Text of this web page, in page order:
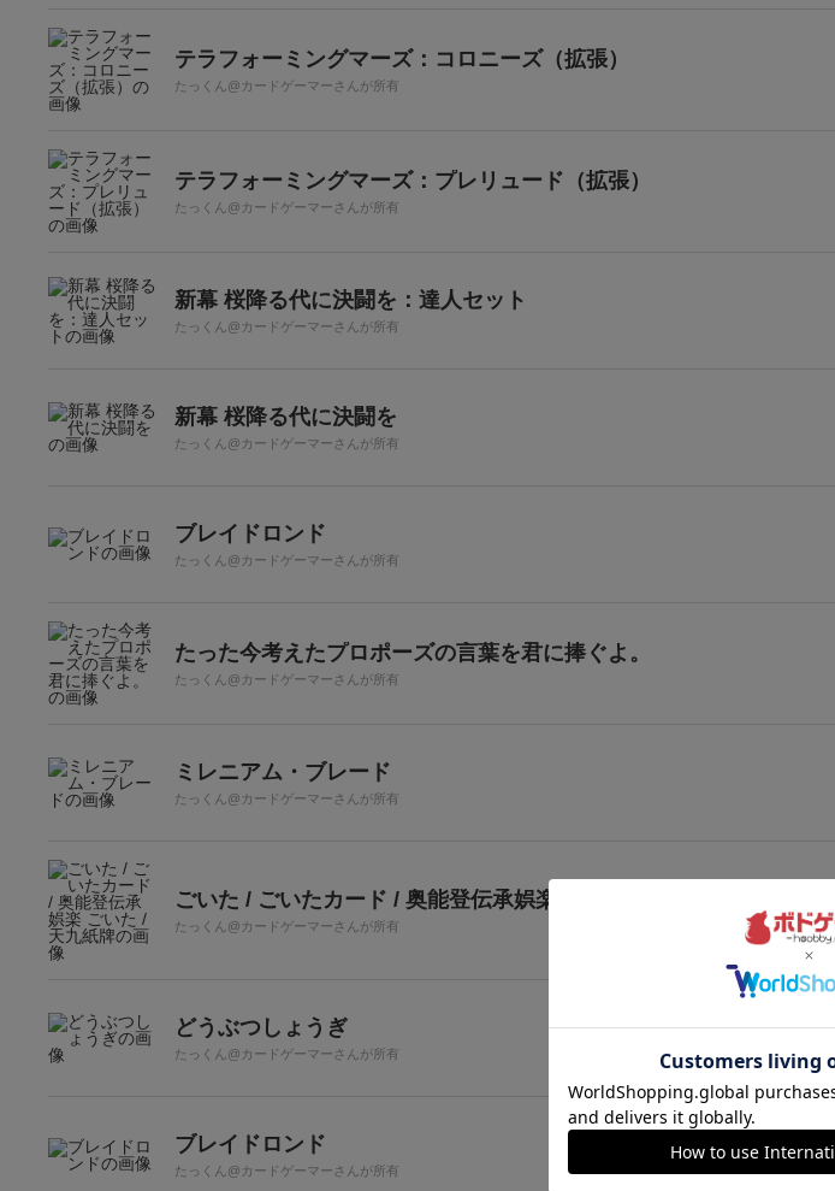
テラフォーミングマーズ：コロニーズ（拡張）
たっくん@カードゲーマーさんが所有
テラフォーミングマーズ：プレリュード（拡張）
たっくん@カードゲーマーさんが所有
新幕 桜降る代に決闘を：達人セット
たっくん@カードゲーマーさんが所有
新幕 桜降る代に決闘を
たっくん@カードゲーマーさんが所有
ブレイドロンド
たっくん@カードゲーマーさんが所有
たった今考えたプロポーズの言葉を君に捧ぐよ。
たっくん@カードゲーマーさんが所有
ミレニアム・ブレード
たっくん@カードゲーマーさんが所有
ごいた / ごいたカード / 奥能登伝承娯楽 ごいた / 天九紙牌
たっくん@カードゲーマーさんが所有
どうぶつしょうぎ
たっくん@カードゲーマーさんが所有
ブレイドロンド
たっくん@カードゲーマーさんが所有